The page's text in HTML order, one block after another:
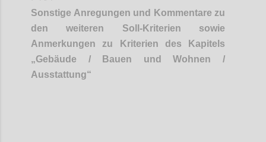
Sonstige Anregungen und Kommentare zu
den weiteren Soll-Kriterien sowie
Anmerkungen zu Kriterien des Kapitels
„Gebäude / Bauen und Wohnen /
Ausstattung“